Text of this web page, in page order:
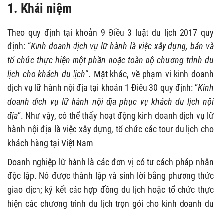
1. Khái niệm
Theo quy định tại khoản 9 Điều 3 luật du lịch 2017 quy
định: “Kinh doanh dịch vụ lữ hành là việc xây dựng, bán và
tổ chức thực hiện một phần hoặc toàn bộ chương trình du
lịch cho khách du lịch“. Mặt khác, về phạm vi kinh doanh
dịch vụ lữ hành nội địa tại khoản 1 Điều 30 quy định: “Kinh
doanh dịch vụ lữ hành nội địa phục vụ khách du lịch nội
địa“. Như vậy, có thể thấy hoạt động kinh doanh dịch vụ lữ
hành nội địa là việc xây dựng, tổ chức các tour du lịch cho
khách hàng tại Việt Nam
Doanh nghiệp lữ hành là các đơn vị có tư cách pháp nhân
độc lập. Nó được thành lập và sinh lời bằng phương thức
giao dịch; ký kết các hợp đồng du lịch hoặc tổ chức thực
hiện các chương trình du lịch trọn gói cho kinh doanh du